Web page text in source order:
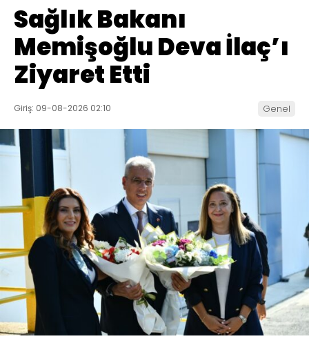
Sağlık Bakanı
Memişoğlu Deva İlaç’ı
Ziyaret Etti
Giriş: 09-08-2026 02:10 Genel